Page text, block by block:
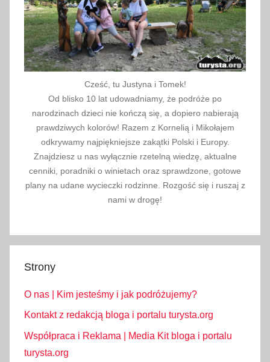
k
a
2
0
1
Cześć, tu Justyna i Tomek!
Od blisko 10 lat udowadniamy, że podróże po
narodzinach dzieci nie kończą się, a dopiero nabierają
prawdziwych kolorów! Razem z Kornelią i Mikołajem
odkrywamy najpiękniejsze zakątki Polski i Europy.
Znajdziesz u nas wyłącznie rzetelną wiedzę, aktualne
cenniki, poradniki o winietach oraz sprawdzone, gotowe
plany na udane wycieczki rodzinne. Rozgość się i ruszaj z
nami w drogę!
Strony
O nas | Kim jesteśmy i jak podróżujemy?
Kontakt z redakcją bloga i portalu turysta.org
Współpraca i Reklama | Media Kit bloga i portalu
turysta.org